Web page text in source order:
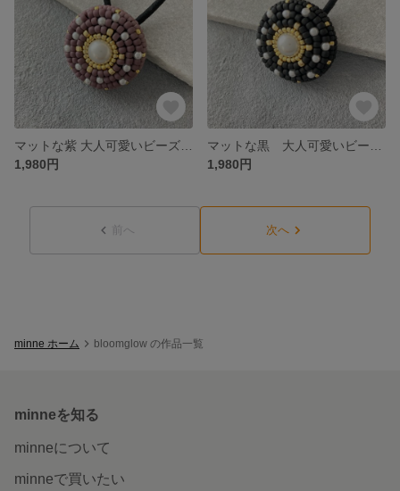
1,980円
1,980円
前へ 次へ
minne ホーム bloomglow の作品一覧
minneを知る
minneについて
minneで買いたい